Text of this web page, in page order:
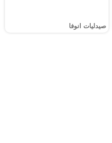
صيدليات انوفا